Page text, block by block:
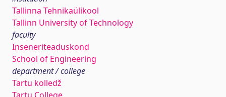
Tallinna Tehnikaülikool
Tallinn University of Technology
faculty
Inseneriteaduskond
School of Engineering
department / college
Tartu kolledž